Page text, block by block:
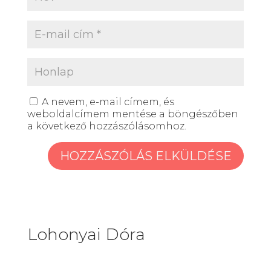
A nevem, e-mail címem, és
weboldalcímem mentése a böngészőben
a következő hozzászólásomhoz.
Lohonyai Dóra